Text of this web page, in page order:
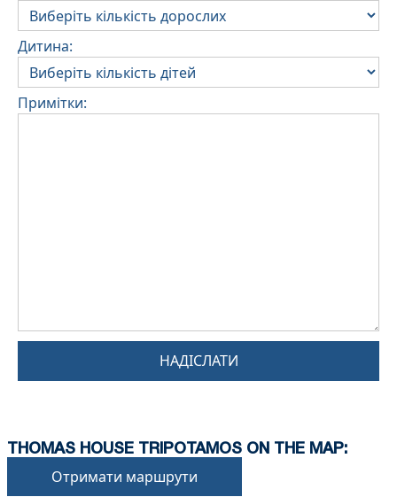
Дитина:
Примітки:
НАДІСЛАТИ
THOMAS HOUSE TRIPOTAMOS ON THE MAP:
Отримати маршрути